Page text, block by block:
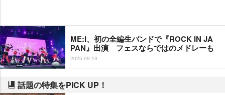
ME:I、初の全編生バンドで『ROCK IN JA
PAN』出演 フェスならではのメドレーも
2025-09-13
話題の特集をPICK UP！